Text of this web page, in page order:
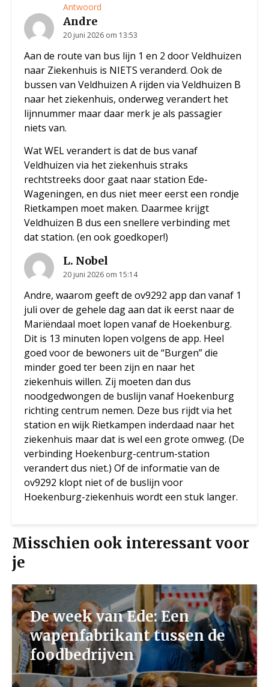
Antwoord
Andre
20 juni 2026 om 13:53
Aan de route van bus lijn 1 en 2 door Veldhuizen
naar Ziekenhuis is NIETS veranderd. Ook de
bussen van Veldhuizen A rijden via Veldhuizen B
naar het ziekenhuis, onderweg verandert het
lijnnummer maar daar merk je als passagier
niets van.
Wat WEL verandert is dat de bus vanaf
Veldhuizen via het ziekenhuis straks
rechtstreeks door gaat naar station Ede-
Wageningen, en dus niet meer eerst een rondje
Rietkampen moet maken. Daarmee krijgt
Veldhuizen B dus een snellere verbinding met
dat station. (en ook goedkoper!)
L. Nobel
20 juni 2026 om 15:14
Andre, waarom geeft de ov9292 app dan vanaf 1
juli over de gehele dag aan dat ik eerst naar de
Mariëndaal moet lopen vanaf de Hoekenburg.
Dit is 13 minuten lopen volgens de app. Heel
goed voor de bewoners uit de “Burgen” die
minder goed ter been zijn en naar het
ziekenhuis willen. Zij moeten dan dus
noodgedwongen de buslijn vanaf Hoekenburg
richting centrum nemen. Deze bus rijdt via het
station en wijk Rietkampen inderdaad naar het
ziekenhuis maar dat is wel een grote omweg. (De
verbinding Hoekenburg-centrum-station
verandert dus niet.) Of de informatie van de
ov9292 klopt niet of de buslijn voor
Hoekenburg-ziekenhuis wordt een stuk langer.
Misschien ook interessant voor
je
De week van Ede: Een
wapenfabrikant tussen de
foodbedrijven